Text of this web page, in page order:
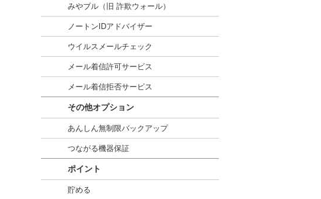
みやブル（旧 詐欺ウォール）
ノートンIDアドバイザー
ウイルスメールチェック
メール着信許可サービス
メール着信拒否サービス
その他オプション
あんしん無制限バックアップ
つながる機器保証
ポイント
貯める